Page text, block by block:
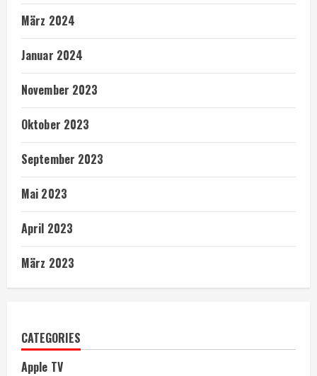
März 2024
Januar 2024
November 2023
Oktober 2023
September 2023
Mai 2023
April 2023
März 2023
CATEGORIES
Apple TV